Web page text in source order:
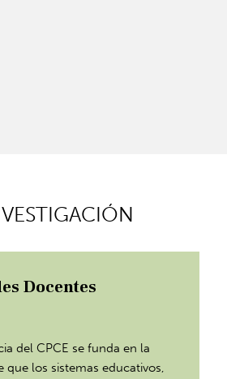
Docentes
del CPCE se funda en la
que los sistemas educativos,